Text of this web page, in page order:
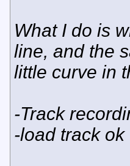
What I do is
line, and the
little curve in
-Track
-load track ok